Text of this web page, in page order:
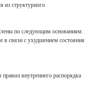
из структурного
по следующим основаниям:
в связи с ухудшением состояния
внутреннего распорядка